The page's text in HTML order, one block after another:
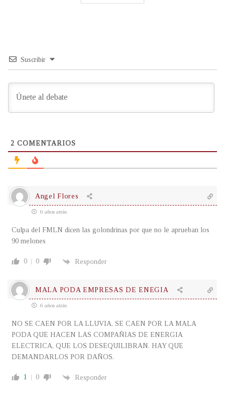
Suscribir
2 COMENTARIOS
Angel Flores
6 años atrás
Culpa del FMLN dicen las golondrinas por que no le aprueban los
90 melones
0 0 Responder
MALA PODA EMPRESAS DE ENEGIA
6 años atrás
NO SE CAEN POR LA LLUVIA, SE CAEN POR LA MALA
PODA QUE HACEN LAS COMPAÑIAS DE ENERGIA
ELECTRICA, QUE LOS DESEQUILIBRAN. HAY QUE
DEMANDARLOS POR DAÑOS.
1 0 Responder